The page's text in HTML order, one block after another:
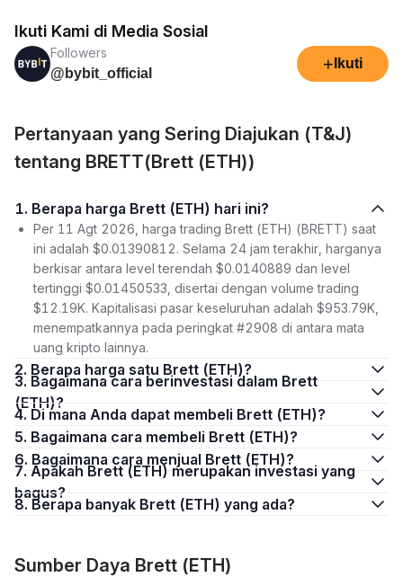
Ikuti Kami di Media Sosial
Followers
@bybit_official
+ Ikuti
Pertanyaan yang Sering Diajukan (T&J)
tentang BRETT(Brett (ETH))
1. Berapa harga Brett (ETH) hari ini?
Per 11 Agt 2026, harga trading Brett (ETH) (BRETT) saat
ini adalah $0.01390812. Selama 24 jam terakhir, harganya
berkisar antara level terendah $0.0140889 dan level
tertinggi $0.01450533, disertai dengan volume trading
$12.19K. Kapitalisasi pasar keseluruhan adalah $953.79K,
menempatkannya pada peringkat #2908 di antara mata
uang kripto lainnya.
2. Berapa harga satu Brett (ETH)?
3. Bagaimana cara berinvestasi dalam Brett
(ETH)?
4. Di mana Anda dapat membeli Brett (ETH)?
5. Bagaimana cara membeli Brett (ETH)?
6. Bagaimana cara menjual Brett (ETH)?
7. Apakah Brett (ETH) merupakan investasi yang
bagus?
8. Berapa banyak Brett (ETH) yang ada?
Sumber Daya Brett (ETH)